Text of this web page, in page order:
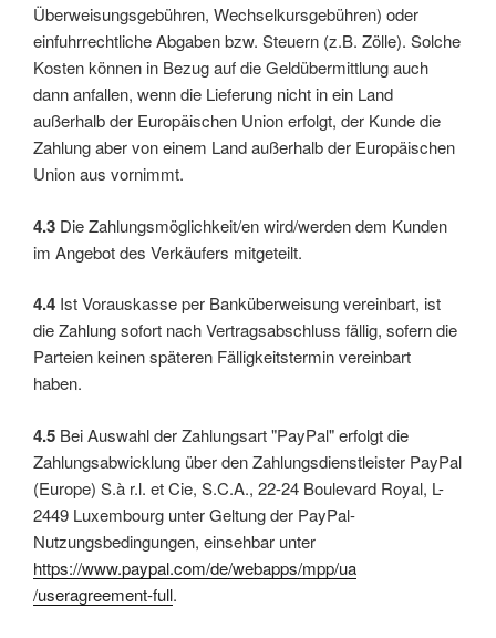
Überweisungsgebühren, Wechselkursgebühren) oder
einfuhrrechtliche Abgaben bzw. Steuern (z.B. Zölle). Solche
Kosten können in Bezug auf die Geldübermittlung auch
dann anfallen, wenn die Lieferung nicht in ein Land
außerhalb der Europäischen Union erfolgt, der Kunde die
Zahlung aber von einem Land außerhalb der Europäischen
Union aus vornimmt.
4.3 Die Zahlungsmöglichkeit/en wird/werden dem Kunden
im Angebot des Verkäufers mitgeteilt.
4.4 Ist Vorauskasse per Banküberweisung vereinbart, ist
die Zahlung sofort nach Vertragsabschluss fällig, sofern die
Parteien keinen späteren Fälligkeitstermin vereinbart
haben.
4.5 Bei Auswahl der Zahlungsart "PayPal" erfolgt die
Zahlungsabwicklung über den Zahlungsdienstleister PayPal
(Europe) S.à r.l. et Cie, S.C.A., 22-24 Boulevard Royal, L-
2449 Luxembourg unter Geltung der PayPal-
Nutzungsbedingungen, einsehbar unter
https://www.paypal.com/de/webapps/mpp/ua
/useragreement-full.